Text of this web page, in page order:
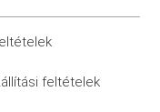
feltételek